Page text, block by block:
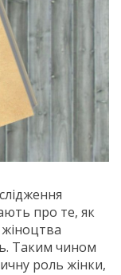
про те, як
Таким чином
роль жінки,